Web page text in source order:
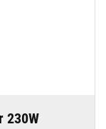
230W